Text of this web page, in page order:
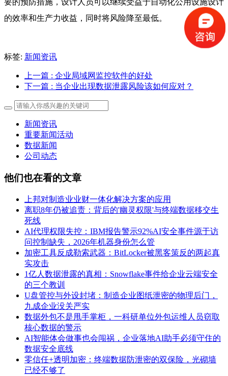
要的预防措施，设计人员可以继续受益于自动化公用设施设计
的效率和生产力收益，同时将风险降至最低。
标签: 新闻资讯
上一篇 : 企业局域网监控软件的好处
下一篇 : 当企业出现数据泄露风险该如何应对？
新闻资讯
重要新闻活动
数据新闻
公司动态
他们也在看的文章
上邦对制造业业财一体化解决方案的应用
离职8年仍被追责：背后的'幽灵权限'与终端数据移交生
死线
AI代理权限失控：IBM报告警示92%AI安全事件源于访
问控制缺失，2026年机器身份怎么管
加密工具反成勒索武器：BitLocker被黑客策反的两起真
实攻击
1亿人数据泄露的真相：Snowflake事件给企业云端安全
的三个教训
U盘管控与外设封堵：制造企业图纸泄密的物理后门，
九成企业没关严实
数据外包不是甩手掌柜，一科研单位外包运维人员窃取
核心数据的警示
AI智能体会做事也会闯祸，企业落地AI助手必须守住的
数据安全底线
零信任+透明加密：终端数据防泄密的双保险，光砌墙
已经不够了